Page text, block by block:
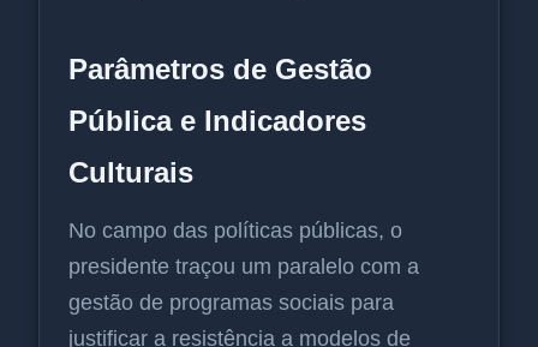
Parâmetros de Gestão
Pública e Indicadores
Culturais
No campo das políticas públicas, o
presidente traçou um paralelo com a
gestão de programas sociais para
justificar a resistência a modelos de